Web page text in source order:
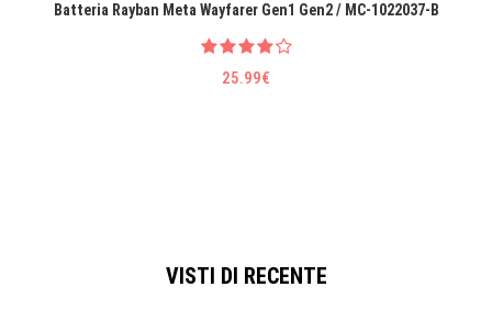
Batteria Rayban Meta Wayfarer Gen1 Gen2 / MC-1022037-B
25.99€
VISTI DI RECENTE